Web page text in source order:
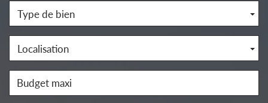
Type de bien
Localisation